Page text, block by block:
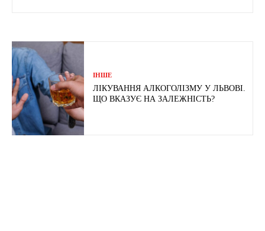
ІНШЕ
ЛІКУВАННЯ АЛКОГОЛІЗМУ У ЛЬВОВІ.
ЩО ВКАЗУЄ НА ЗАЛЕЖНІСТЬ?